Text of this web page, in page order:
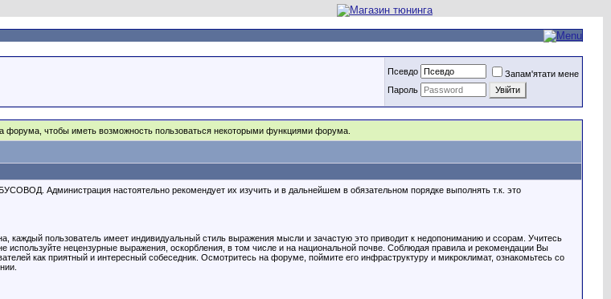
Псевдо
Запам'ятати мене
Пароль
форума, чтобы иметь возможность пользоваться некоторыми функциями форума.
Администрация настоятельно рекомендует их изучить и в дальнейшем в обязательном порядке выполнять т.к. это
каждый пользователь имеет индивидуальный стиль выражения мысли и зачастую это приводит к недопониманию и ссорам. Учитесь
нецензурные выражения, оскорбления, в том числе и на национальной почве. Соблюдая правила и рекомендации Вы
как приятный и интересный собеседник. Осмотритесь на форуме, поймите его инфраструктуру и микроклимат, ознакомьтесь со